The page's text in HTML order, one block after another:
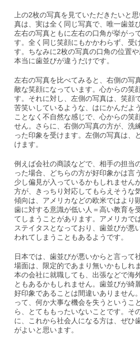
上の2枚の写真を見ていただきたいと
真は、実は全く同じ写真で、唯一歯並
左右の写真ともに左右の口角が挙がっ
す。全く同じ笑顔にもかかわらず、受
す。ちなみに2枚の写真の口角の位置や
本当に歯並びが違うだけです。
左右の写真を比べてみると、右側の写
敵な笑顔になっています。心からの笑
す。それに対し、左側の写真は、笑顔
苦笑いしているような、はにかんだよ
ことなく不自然な感じで、心からの笑
せん。さらに、右側の写真の方が、洗
った印象を受けます。左側の写真は、
けます。
例えば会社の商談などで、相手の担当
った場合、どちらの方が好印象かは言
少し偏見が入っているかもしれません
方が、きっちり対応してもらえそうな
傾向は、アメリカなどの欧米ではより
歯に対する意識が低い人＝高い教育を
てしまうことがあります。アメリカで
ステイタスとなっており、歯並びが悪
われてしまうこともあるようです。
日本では、歯並びが悪いからと言って
場面は、限定的であまり無いかもしれ
本の会社に就職しても、出張などで海
ともあるかもしれません。歯並びが綺
好印象であることは間違いありません
って、何か大事な機会を失うというこ
ら、とてももったいないことです。そ
に、これから社会人になる方は、ぜひ
がよいと思います。